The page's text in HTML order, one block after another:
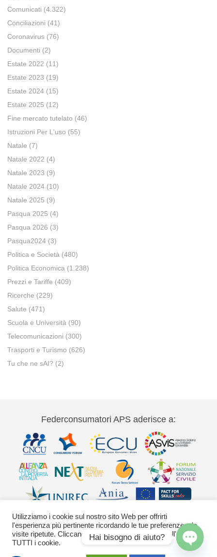
Comunicati (4.322)
Conciliazioni (41)
Coronavirus (76)
Documenti (2)
Estate 2022 (11)
Estate 2023 (19)
Estate 2024 (15)
Estate 2025 (12)
Fine mercato tutelato (46)
Istruzioni Per L'uso (55)
Natale (7)
Natale 2022 (4)
Natale 2023 (9)
Natale 2024 (10)
Natale 2025 (9)
Pasqua 2025 (4)
Pasqua 2026 (3)
Pasqua2024 (3)
Politica e Società (480)
Politica Economica (1.238)
Prezzi e Tariffe (409)
Ricerche (229)
Salute (471)
Scuola e Università (90)
Telecomunicazioni (300)
Trasporti e Turismo (626)
Tu che ne sAI? (2)
Federconsumatori APS aderisce a:
Via Palestro 11 00185 Roma - tel 06
Utilizziamo i cookie sul nostro sito Web per offrirti
l'esperienza più pertinente ricordando le tue preferenze e le
visite ripetute. Cliccando su "Accetta" acconsenti all'uso di
TUTTI i cookie.
Hai bisogno di aiuto?